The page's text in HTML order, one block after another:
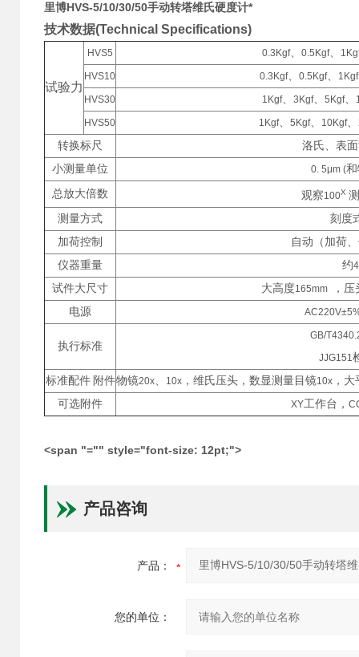
里博HVS-5/10/30/50手动转塔维氏硬度计*
技术数据(Technical Specifications)
试验力
HVS5 0.3Kgf、 0.5Kgf、
HVS10 0.3Kgf、 0.5Kgf、 1Kgf
HVS30 1Kgf、 3Kgf、 5Kgf、
HVS50 1Kgf、 5Kgf、 10Kgf、
转换标尺
洛氏、表
小测量单位
0. 5μm (
总放大倍数 观察100X
测量方式
刻度
加荷控制
自动（加荷
仪器重量
约
试件大尺寸 大高度165mm
，
电源
执行标准
GB/
JJG151
标准配件 附件物镜20x、 10x ，维氏压头，数显测量目镜10x ，
可选附件
XY工作台，
<span "="" style="font-size: 12pt;">
产品咨询
产品：
您的单位：